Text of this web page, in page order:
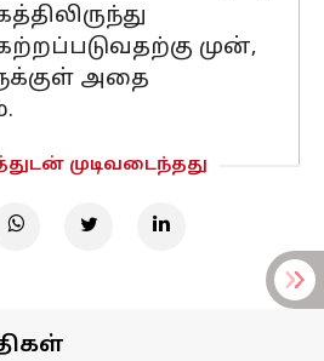
முன்,
அதை
முடிவடைந்தது